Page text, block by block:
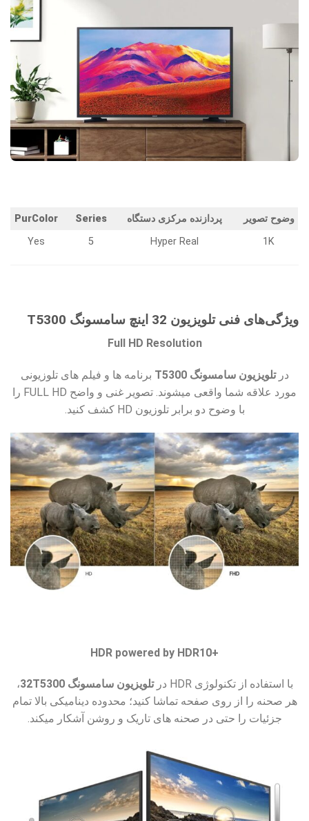
وضوح تصویر پردازنده مرکزی دستگاه Series
PurColor
1K
Hyper Real
5
Yes
ویژگی‌های فنی تلویزیون 32 اینچ سامسونگ T5300
Full HD Resolution
درتلویزیون سامسونگ T5300
برنامه ها و فیلم های تلوزیونی
مورد علاقه شما واقعی میشوند. تصویر غنی و واضح FULL HD را
با وضوح دو برابر تلوزیون HD کشف کنید.
+HDR powered by HDR10
با استفاده از تکنولوژی HDR در تلویزیون سامسونگ 32T5300
،
هر صحنه را از روی صفحه تماشا کنید؛ محدوده دینامیکی بالا تمام
جزئیات را حتی در صحنه های تاریک و روشن آشکار میکند.